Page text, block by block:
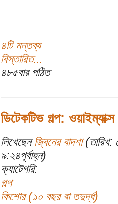
৪টি মন্তব্য
বিস্তারিত...
৪৮৫বার পঠিত
ডিটেকটিভ গল্প:
লিখেছেনজ্বিনের বাদশা(তারিখ:
৯:২৪পূর্বাহ্ন)
ক্যাটেগরি:
গল্প
কিশোর (১০ বছর বা তদুর্দ্ধ)